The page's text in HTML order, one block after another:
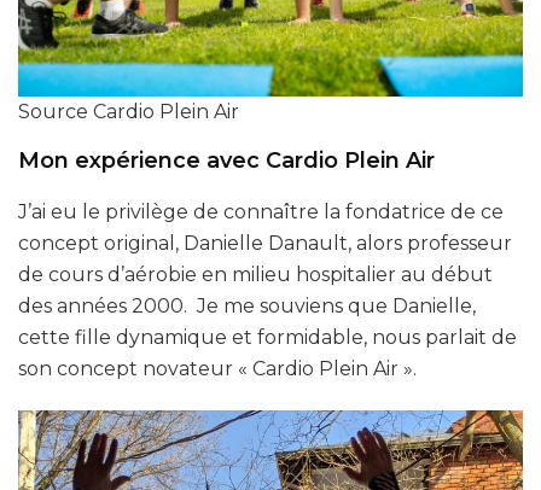
Source Cardio Plein Air
Mon expérience avec Cardio Plein Air
J’ai eu le privilège de connaître la fondatrice de ce
concept original, Danielle Danault, alors professeur
de cours d’aérobie en milieu hospitalier au début
des années 2000. Je me souviens que Danielle,
cette fille dynamique et formidable, nous parlait de
son concept novateur « Cardio Plein Air ».